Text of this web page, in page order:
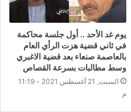
يوم غد الأحد .. أول جلسة محاكمة
في ثاني قضية هزت الرأي العام
بالعاصمة صنعاء بعد قضية الاغبري
وسط مطالبات بسرعة القصاص
السبت, 21 أغسطس 2021 - 11:19
م